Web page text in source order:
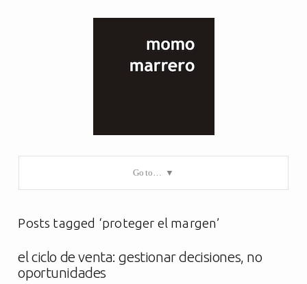
Go to…
Posts tagged ‘proteger el margen’
el ciclo de venta: gestionar decisiones, no
oportunidades